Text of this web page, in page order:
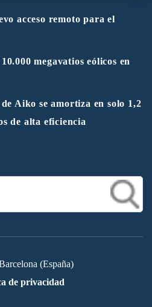
acceso remoto para el
megavatios eólicos en
Aiko se amortiza en solo 1,2
de alta eficiencia
(España)
de privacidad